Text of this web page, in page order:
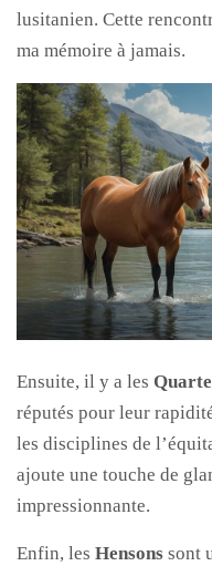
lusitanien. Cette
ma mémoire à jamais.
Ensuite, il y a les
réputés pour leur
les disciplines de
ajoute une touche de
impressionnante.
Enfin, les Hensons sont